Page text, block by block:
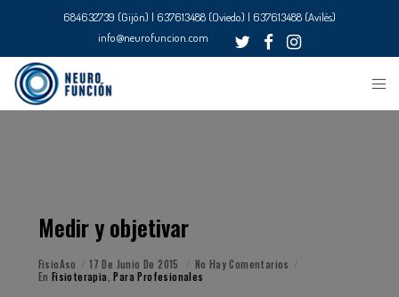
684632739 (Gijón) | 637613488 (Oviedo) | 637613488 (Avilés)
info@neurofuncion.com
Medir y objetivar
FisioAso 17 De Junio De 2015
No Hay Comentarios
En Fisioterapia ,Para Profesionales